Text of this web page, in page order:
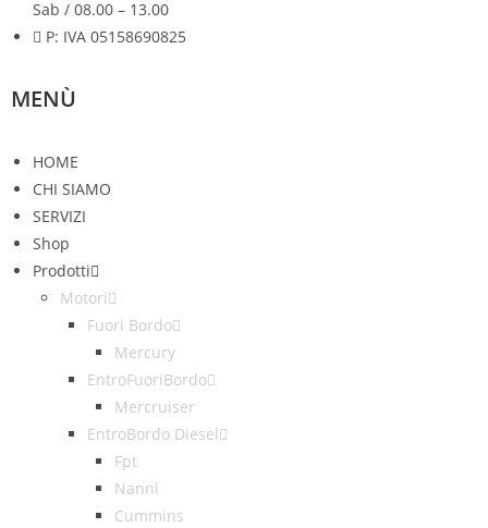
Sab / 08.00 – 13.00
P: IVA 05158690825
MENÙ
HOME
CHI SIAMO
SERVIZI
Shop
Prodotti
Motori
Fuori Bordo
Mercury
EntroFuoriBordo
Mercruiser
EntroBordo Diesel
Fpt
Nanni
Cummins